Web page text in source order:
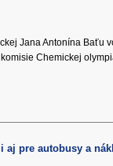
Jana Antonína Baťu
Chemickej
pre autobusy a